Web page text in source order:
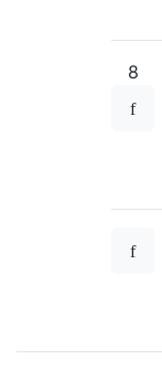
8